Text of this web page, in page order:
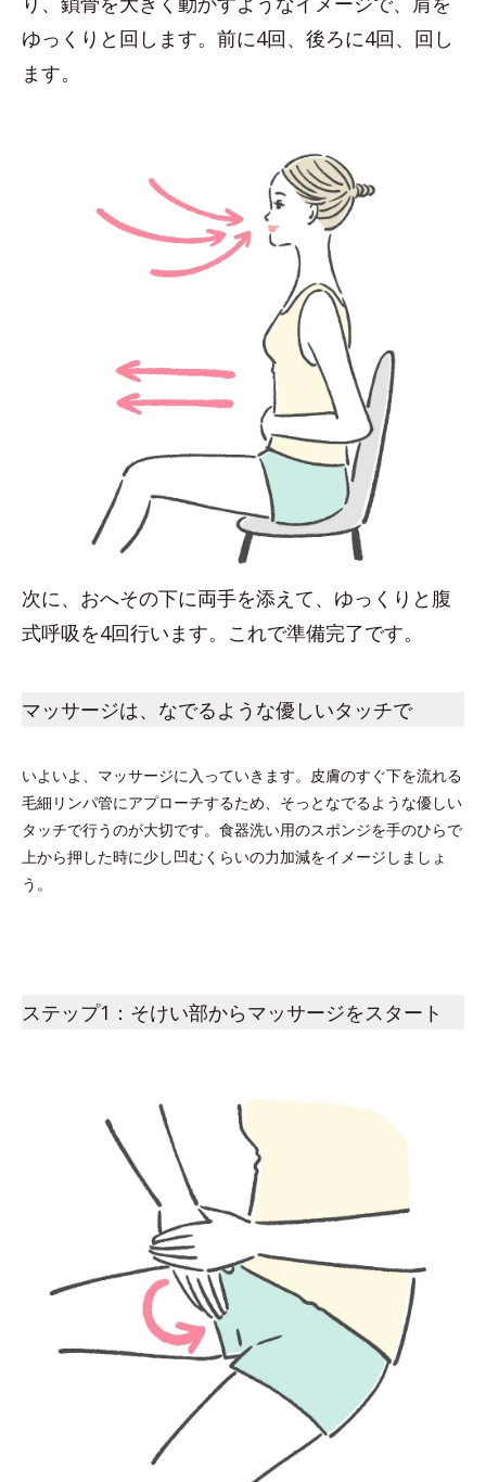
ゆっくりと回します。前に4回、後ろに4回、回し
ます。
次に、おへその下に両手を添えて、ゆっくりと腹
式呼吸を4回行います。これで準備完了です。
マッサージは、なでるような優しいタッチで
いよいよ、マッサージに入っていきます。皮膚のすぐ下を流れる
毛細リンパ管にアプローチするため、そっとなでるような優しい
タッチで行うのが大切です。食器洗い用のスポンジを手のひらで
上から押した時に少し凹むくらいの力加減をイメージしましょ
う。
ステップ1：そけい部からマッサージをスタート